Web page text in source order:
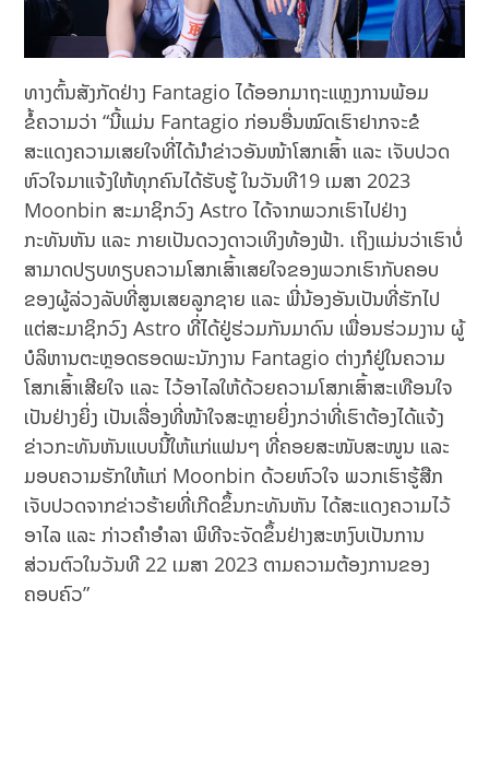
ທາງຕົ້ນສັງກັດຢ່າງ Fantagio ໄດ້ອອກມາຖະແຫຼງການພ້ອມ
ຂໍ້ຄວາມວ່າ “ນີ້ແມ່ນ Fantagio ກ່ອນອື່ນໝົດເຮົາຢາກຈະຂໍ
ສະແດງຄວາມເສຍໃຈທີ່ໄດ້ນຳຂ່າວອັນໜ້າໂສກເສົ້າ ແລະ ເຈັບປວດ
ຫົວໃຈມາແຈ້ງໃຫ້ທຸກຄົນໄດ້ຮັບຮູ້ ໃນວັນທີ19 ເມສາ 2023
Moonbin ສະມາຊິກວົງ Astro ໄດ້ຈາກພວກເຮົາໄປຢ່າງ
ກະທັນຫັນ ແລະ ກາຍເປັນດວງດາວເທິງທ້ອງຟ້າ. ເຖິງແມ່ນວ່າເຮົາບໍ່
ສາມາດປຽບທຽບຄວາມໂສກເສົ້າເສຍໃຈຂອງພວກເຮົາກັບຄອບ
ຂອງຜູ້ລ່ວງລັບທີ່ສູນເສຍລູກຊາຍ ແລະ ພີ່ນ້ອງອັນເປັນທີ່ຮັກໄປ
ແຕ່ສະມາຊິກວົງ Astro ທີ່ໄດ້ຢູ່ຮ່ວມກັນມາດົນ ເພື່ອນຮ່ວມງານ ຜູ້
ບໍລິຫານຕະຫຼອດຮອດພະນັກງານ Fantagio ຕ່າງກໍຢູ່ໃນຄວາມ
ໂສກເສົ້າເສີຍໃຈ ແລະ ໄວ້ອາໄລໃຫ້ດ້ວຍຄວາມໂສກເສົ້າສະເທືອນໃຈ
ເປັນຢ່າງຍິ່ງ ເປັນເລື່ອງທີ່ໜ້າໃຈສະຫຼາຍຍິ່ງກວ່າທີ່ເຮົາຕ້ອງໄດ້ແຈ້ງ
ຂ່າວກະທັນຫັນແບບນີ້ໃຫ້ແກ່ແຟນໆ ທີ່ຄອຍສະໜັບສະໜູນ ແລະ
ມອບຄວາມຮັກໃຫ້ແກ່ Moonbin ດ້ວຍຫົວໃຈ ພວກເຮົາຮູ້ສືກ
ເຈັບປວດຈາກຂ່າວຮ້າຍທີ່ເກີດຂຶ້ນກະທັນຫັນ ໄດ້ສະແດງຄວາມໄວ້
ອາໄລ ແລະ ກ່າວຄຳອຳລາ ພິທີຈະຈັດຂຶ້ນຢ່າງສະຫງົບເປັນການ
ສ່ວນຕົວໃນວັນທີ 22 ເມສາ 2023 ຕາມຄວາມຕ້ອງການຂອງ
ຄອບຄົວ”